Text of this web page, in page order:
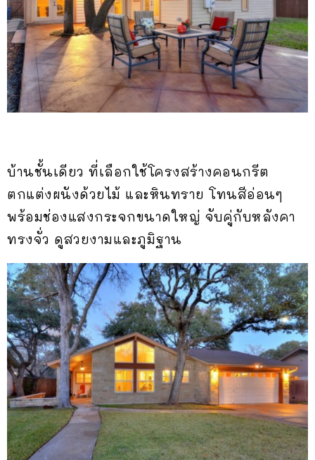
บ้านชั้นเดียว ที่เลือกใช้โครงสร้างคอนกรีต
ตกแต่งผนังด้วยไม้ และหินทราย โทนสีอ่อนๆ
พร้อมช่องแสงกระจกขนาดใหญ่ จับคู่กับหลังคา
ทรงจั่ว ดูสวยงามและภูมิฐาน